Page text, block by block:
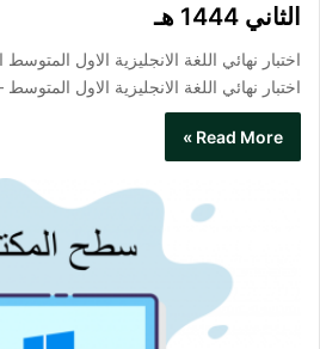
الثاني 1444 هـ
اختبار نهائي اللغة الانجليزية الاول
Read More »